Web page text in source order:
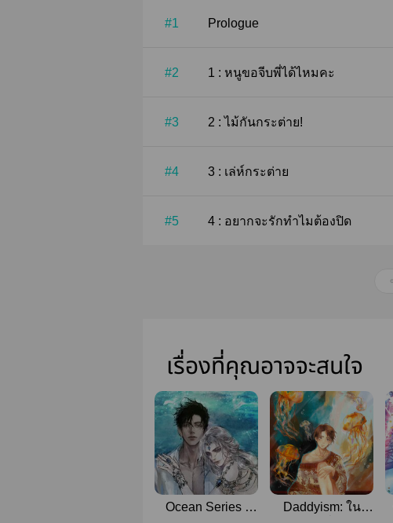
#1 Prologue
#2 1 : หนูขอจีบพี่ได้ไหมคะ
#3 2 : ไม้กันกระต่าย!
#4 3 : เล่ห์กระต่าย
#5 4 : อยากจะรักทำไมต้องปิด
เรื่องที่คุณอาจจะสนใจ
Ocean Series :
Daddyism: ใน